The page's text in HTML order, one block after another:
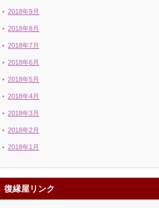
2018年9月
2018年8月
2018年7月
2018年6月
2018年5月
2018年4月
2018年3月
2018年2月
2018年1月
復縁屋リンク